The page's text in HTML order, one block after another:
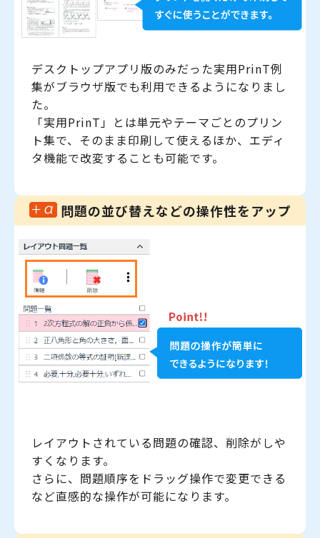
デスクトップアプリ版のみだった実用PrinT例
集がブラウザ版でも利用できるようになりまし
た。
「実用PrinT」とは単元やテーマごとのプリン
ト集で、そのまま印刷して使えるほか、エディ
タ機能で改変することも可能です。
問題の並び替えなどの操作性をアップ
レイアウトされている問題の確認、削除がしや
すくなります。
さらに、問題順序をドラッグ操作で変更できる
など直感的な操作が可能になります。